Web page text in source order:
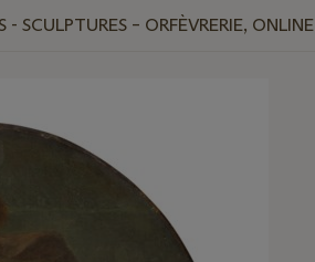
- SCULPTURES – ORFÈVRERIE, ONLINE